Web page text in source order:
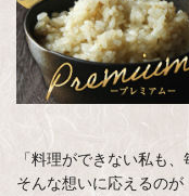
「料理ができない私も
そんな想いに応えるのが